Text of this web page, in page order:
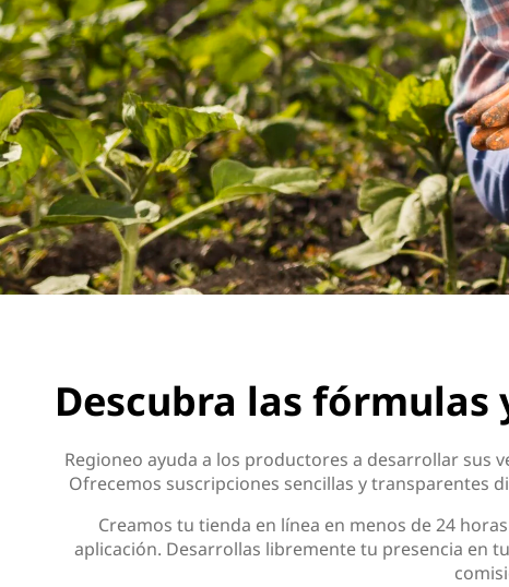
Descubra las
Regioneo ayuda a los productores a desarrollar sus
Ofrecemos suscripciones sencillas y transparentes
Creamos tu tienda en línea en menos de 24
aplicación. Desarrollas libremente tu presencia en